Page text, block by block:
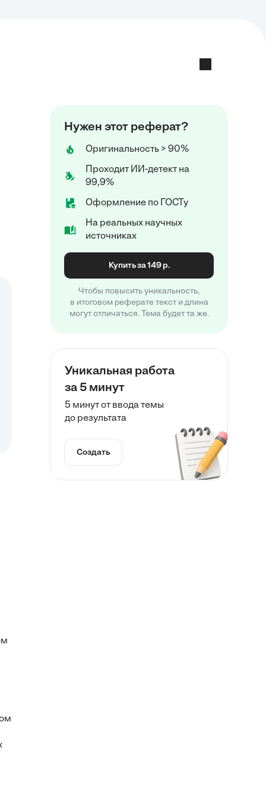
Нужен этот реферат?
Оригинальность > 90%
Проходит ИИ-детект на
99,9%
Оформление по ГОСТу
На реальных научных
источниках
Купить за 149 р.
Чтобы повысить уникальность,
в итоговом реферате текст и длина
могут отличаться. Тема будет та же.
Уникальная работа
за 5 минут
5 минут от ввода темы
до результата
Создать